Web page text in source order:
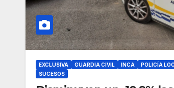
EXCLUSIVA GUARDIA CIVIL INCA
POLICÍA
SUCESOS